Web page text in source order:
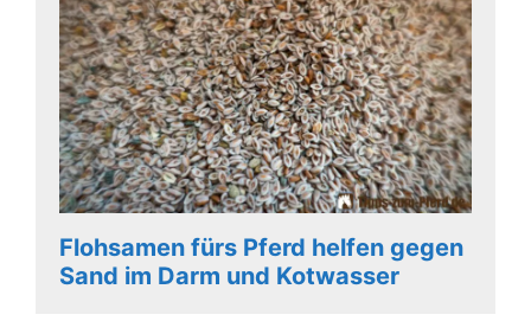
Flohsamen fürs Pferd helfen gegen
Sand im Darm und Kotwasser